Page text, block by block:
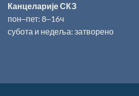
Канцеларије СКЗ
пон‒пет: 8‒16ч
субота и недеља: затворено